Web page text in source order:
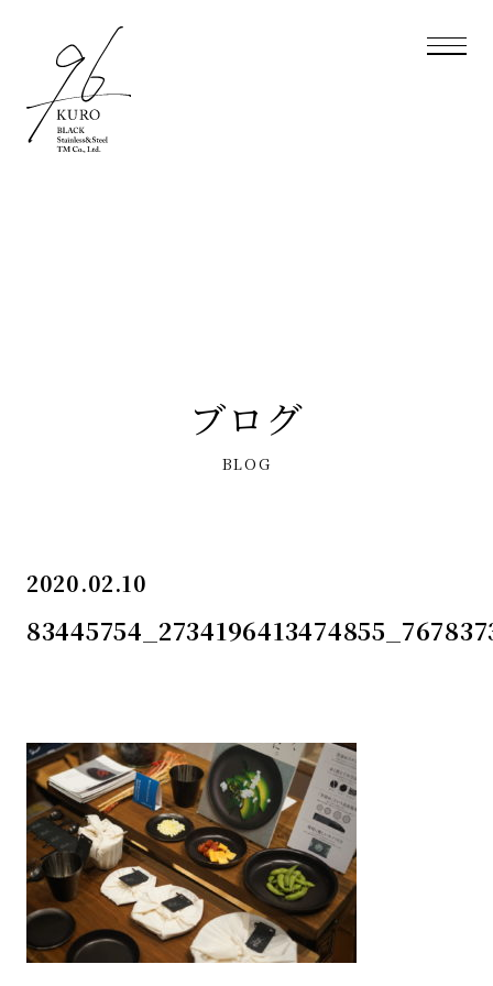
ブログ
BLOG
2020.02.10